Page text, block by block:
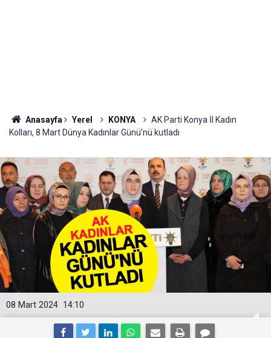
Anasayfa Yerel KONYA
AK Parti Konya İl Kadın
Kolları, 8 Mart Dünya Kadınlar Günü'nü kutladı
14:10
08 Mart 2024